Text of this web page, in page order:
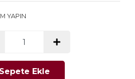
YAPIN
Sepete Ekle